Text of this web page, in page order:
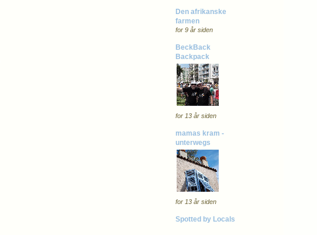
Den afrikanske
farmen
for 9 år siden
BeckBack
Backpack
for 13 år siden
mamas kram -
unterwegs
for 13 år siden
Spotted by Locals